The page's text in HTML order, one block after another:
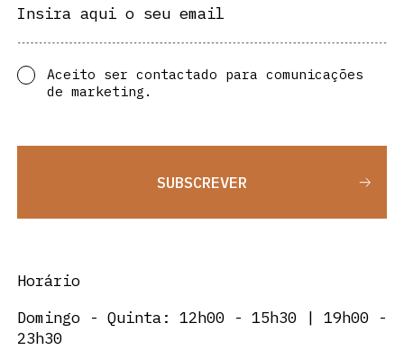
Insira aqui o seu email
Aceito ser contactado para comunicações
de marketing.
SUBSCREVER
Horário
Domingo - Quinta: 12h00 - 15h30 | 19h00 -
23h30